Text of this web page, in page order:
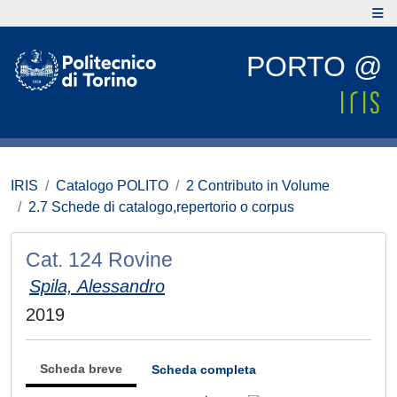
PORTO @
IRIS Catalogo POLITO
2 Contributo in Volume
2.7 Schede di catalogo,repertorio o corpus
Cat. 124 Rovine
Spila, Alessandro
2019
Scheda breve Scheda completa